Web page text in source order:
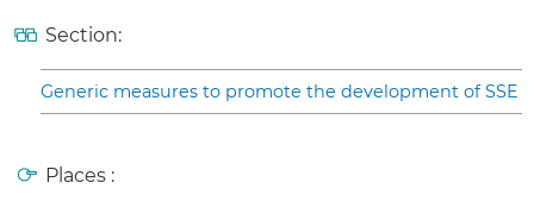
Section:
Generic measures to promote the development of SSE
Places :